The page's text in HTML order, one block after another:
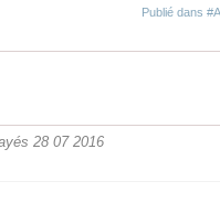
Publié dans
28 07 2016